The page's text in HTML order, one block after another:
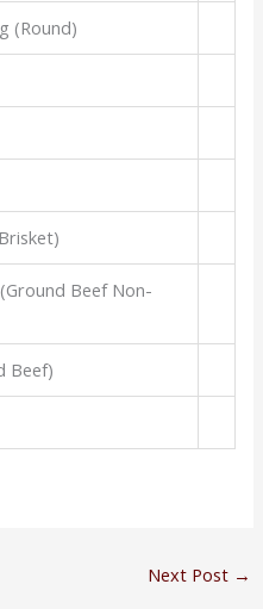
(Round)
Beef Non-
Beef)
Next Post →